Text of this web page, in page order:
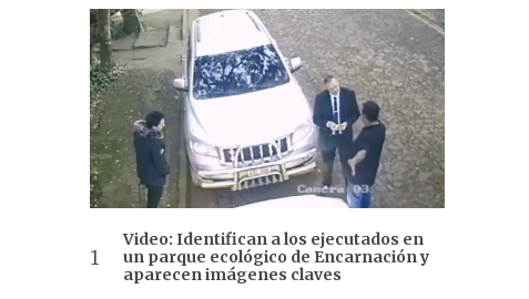
Video: Identifican a los ejecutados en
un parque ecológico de Encarnación y
aparecen imágenes claves